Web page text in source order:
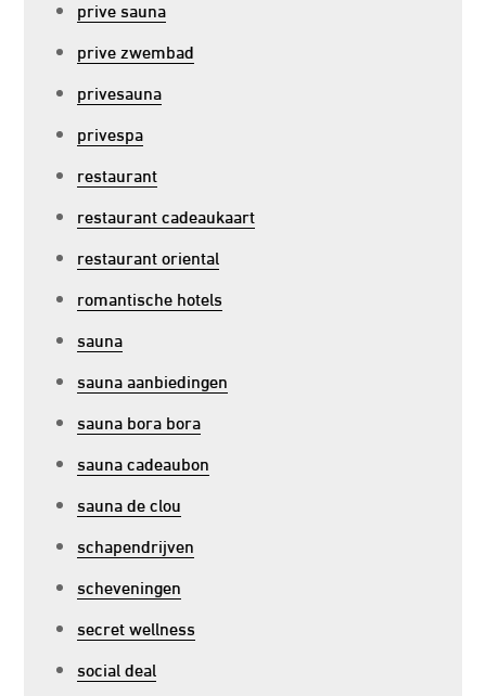
prive sauna
prive zwembad
privesauna
privespa
restaurant
restaurant cadeaukaart
restaurant oriental
romantische hotels
sauna
sauna aanbiedingen
sauna bora bora
sauna cadeaubon
sauna de clou
schapendrijven
scheveningen
secret wellness
social deal